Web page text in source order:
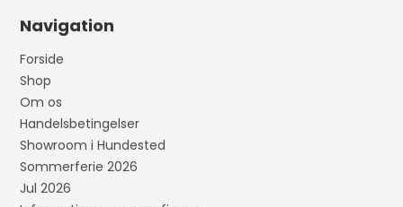
Navigation
Forside
Shop
Om os
Handelsbetingelser
Showroom i Hundested
Sommerferie 2026
Jul 2026